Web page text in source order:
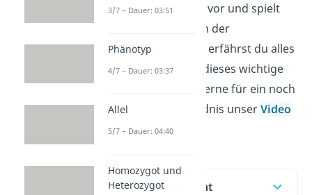
in allen Organismen vor und spielt
eine wichtige Rolle in der
Biotechnologie. Hier erfährst du alles
Wissenswerte über dieses wichtige
Enzym. Schaue dir gerne für ein noch
schnelleres Verständnis unserVideo
dazu an!
Inhaltsübersicht
3/7 – Dauer: 03:51
Phänotyp
4/7 – Dauer: 03:37
Allel
5/7 – Dauer: 04:40
Homozygot und
Heterozygot